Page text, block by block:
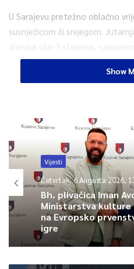
U Sarajevu pretežno oblačno
susnježicom ili snijegom.
dnevna oko 3 stepena,
hidrometeorološkog zavoda
Article
Show
Vijesti
Četvrtak, 6 Augusta 2026,
Bh. plivačica Iman
Ministarstva kulture
na Evropsko
igre